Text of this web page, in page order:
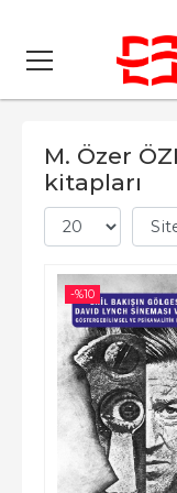
M. Özer
kitapları
-%10